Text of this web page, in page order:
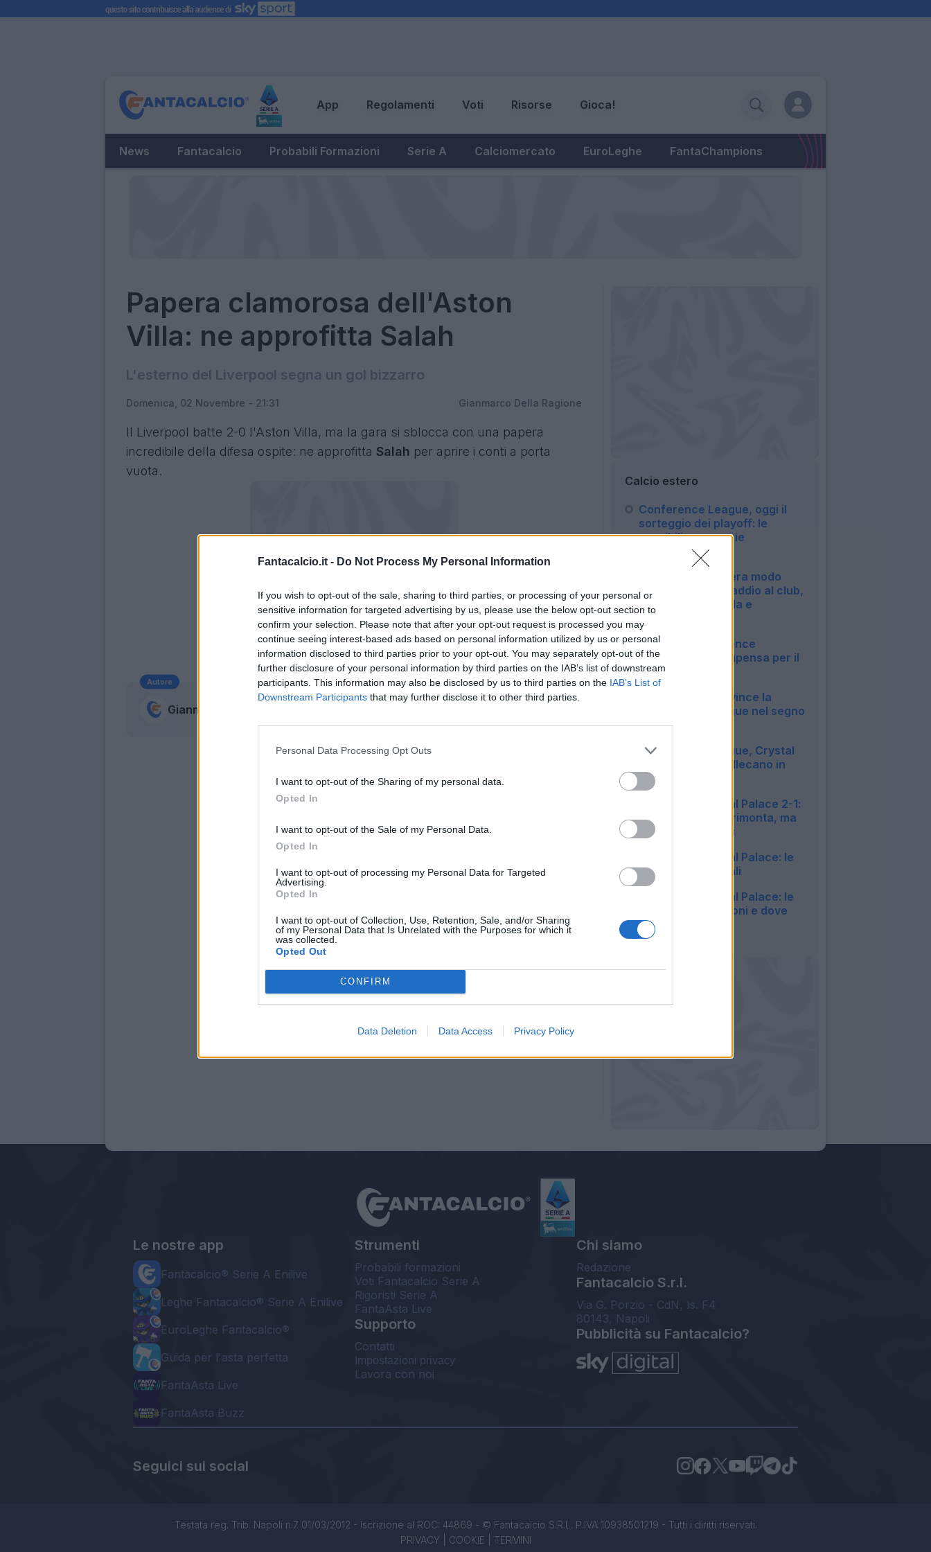
Fantacalcio.it - Do Not Process My Personal Information
If you wish to opt-out of the sale, sharing to third parties, or processing of your personal or
sensitive information for targeted advertising by us, please use the below opt-out section to
confirm your selection. Please note that after your opt-out request is processed you may
continue seeing interest-based ads based on personal information utilized by us or personal
information disclosed to third parties prior to your opt-out. You may separately opt-out of the
further disclosure of your personal information by third parties on the IAB’s list of downstream
participants. This information may also be disclosed by us to third parties on the IAB’s List of
Downstream Participants that may further disclose it to other third parties.
Personal Data Processing Opt Outs
I want to opt-out of the Sharing of my personal data.
Opted In
I want to opt-out of the Sale of my Personal Data.
Opted In
I want to opt-out of processing my Personal Data for Targeted
Advertising.
Opted In
I want to opt-out of Collection, Use, Retention, Sale, and/or Sharing
of my Personal Data that Is Unrelated with the Purposes for which it
was collected.
Opted Out
CONFIRM
Data Deletion Data Access Privacy Policy
App Regolamenti Voti Risorse Gioca!
News Fantacalcio Probabili Formazioni Serie A Calciomercato EuroLeghe FantaChampions
Papera clamorosa dell'Aston
Villa: ne approfitta Salah
L'esterno del Liverpool segna un gol bizzarro
Domenica, 02 Novembre - 21:31 Gianmarco Della Ragione
Il Liverpool batte 2-0 l'Aston Villa, ma la gara si sblocca con una papera
incredibile della difesa ospite: ne approfitta Salah per aprire i conti a porta
vuota.
Autore
Gianmarco Della Ragione
Calcio estero
Conference League, oggi il
sorteggio dei playoff: le
possibili avversarie
dell'Atalanta
Glasner: "Non c'era modo
migliore per dire addio al club,
avevamo una sfida e
l'abbiamo vinta"
00:14
Mateta: "Conference
League? La ricompensa per il
mio lavoro"
23:52
Il Crystal Palace vince la
Conference League nel segno
di Mateta
Conference League, Crystal
Palace e Rayo Vallecano in
finale: i risultati
23:31
Fiorentina-Crystal Palace 2-1:
i viola vincono in rimonta, ma
vengono eliminati
Fiorentina-Crystal Palace: le
formazioni ufficiali
19:55
Fiorentina-Crystal Palace: le
probabili formazioni e dove
vederla in tv
07:09
Le nostre app
Fantacalcio® Serie A Enilive
Leghe Fantacalcio® Serie A Enilive
EuroLeghe Fantacalcio®
Guida per l'asta perfetta
FantaAsta Live
FantaAsta Buzz
Strumenti
Probabili formazioni
Voti Fantacalcio Serie A
Rigoristi Serie A
FantaAsta Live
Supporto
Contatti
Impostazioni privacy
Lavora con noi
Chi siamo
Redazione
Fantacalcio S.r.l.
Via G. Porzio - CdN, Is. F4
80143, Napoli
Pubblicità su Fantacalcio?
Seguici sui social
Testata reg. Trib. Napoli n.7 01/03/2012 - Iscrizione al ROC: 44869 - © Fantacalcio S.R.L. P.IVA 10938501219 - Tutti i diritti riservati.
PRIVACY| COOKIE TERMINI